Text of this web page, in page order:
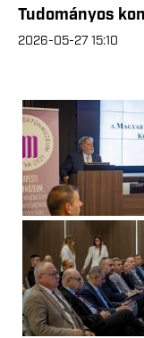
Tudományos
2026-05-27 15:10